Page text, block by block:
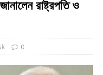
রাষ্ট্রপতি ও
0